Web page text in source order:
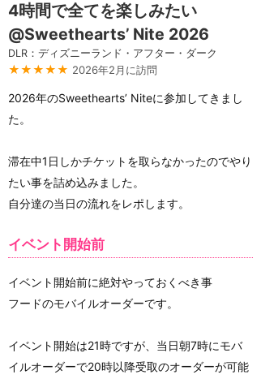
4時間で全てを楽しみたい
@Sweethearts’ Nite 2026
DLR：ディズニーランド・アフター・ダーク
★★★★★ 2026年2月に訪問
2026年のSweethearts’ Niteに参加してきまし
た。
滞在中1日しかチケットを取らなかったのでやり
たい事を詰め込みました。
自分達の当日の流れをレポします。
イベント開始前
イベント開始前に絶対やっておくべき事
フードのモバイルオーダーです。
イベント開始は21時ですが、当日朝7時にモバ
イルオーダーで20時以降受取のオーダーが可能